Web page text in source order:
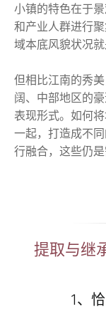
小镇的特色在于
和产业人群进行
域本底风貌状况就
但相比江南的秀
阔、中部地区的
表现形式。如何
一起，打造成不
行融合，这些仍
提取与继
1、